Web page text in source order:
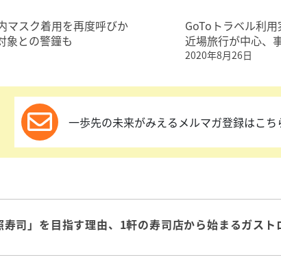
マスク着用を再度呼びか
象との警鐘も
GoToトラベル利
近場旅行が中心、
2020年8月26日
一歩先の未来がみえるメルマガ登録はこち
司」を目指す理由、1軒の寿司店から始まるガスト